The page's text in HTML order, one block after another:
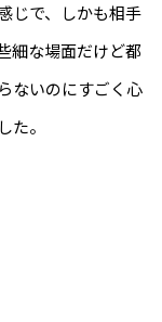
じで、しかも相手
細な場面だけど都
ないのにすごく心
。